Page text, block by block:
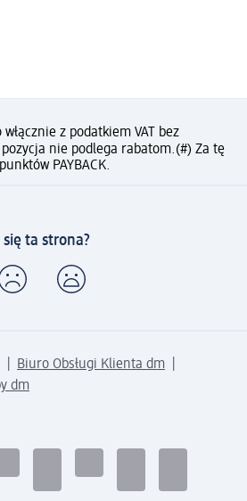
z podatkiem VAT bez
pozycja nie podlega rabatom.(#) Za tę
PAYBACK.
się ta strona?
Biuro Obsługi Klienta dm
dm